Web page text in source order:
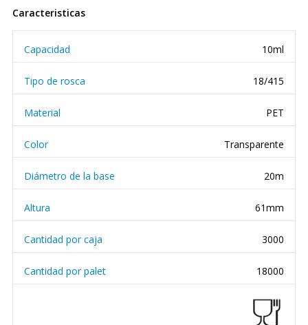
Caracteristicas
Capacidad 10ml
Tipo de rosca 18/415
Material PET
Color Transparente
Diámetro de la base 20m
Altura 61mm
Cantidad por caja 3000
Cantidad por palet 18000